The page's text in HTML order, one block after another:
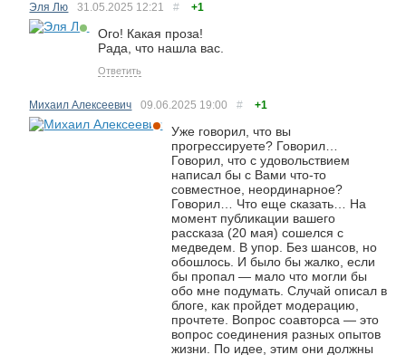
Эля Лю 31.05.2025 12:21 # +1
Ого! Какая проза!
Рада, что нашла вас.
Ответить
Михаил Алексеевич 09.06.2025 19:00 # +1
Уже говорил, что вы
прогрессируете? Говорил…
Говорил, что с удовольствием
написал бы с Вами что-то
совместное, неординарное?
Говорил… Что еще сказать… На
момент публикации вашего
рассказа (20 мая) сошелся с
медведем. В упор. Без шансов, но
обошлось. И было бы жалко, если
бы пропал — мало что могли бы
обо мне подумать. Случай описал в
блоге, как пройдет модерацию,
прочтете. Вопрос соавторса — это
вопрос соединения разных опытов
жизни. По идее, этим они должны